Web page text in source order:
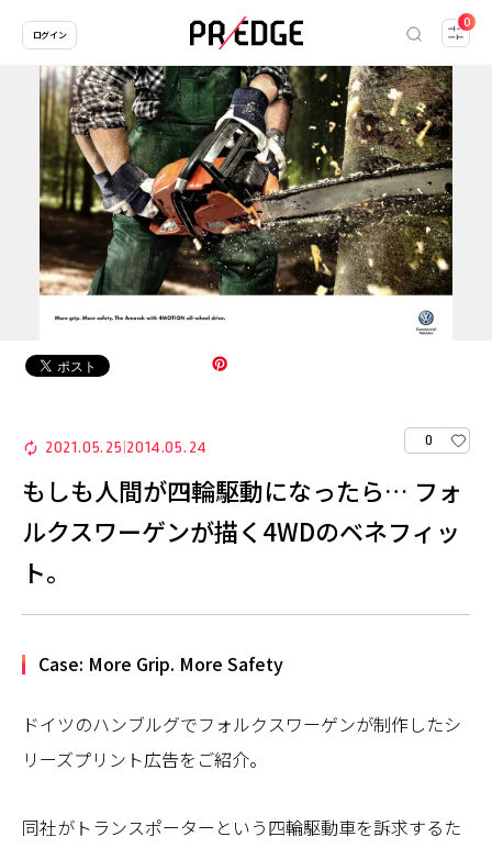
0
ログイン
2021.05.25 2014.05.24 0
もしも人間が四輪駆動になったら… フォ
ルクスワーゲンが描く4WDのベネフィッ
ト。
Case: More Grip. More Safety
ドイツのハンブルグでフォルクスワーゲンが制作したシ
リーズプリント広告をご紹介。
同社がトランスポーターという四輪駆動車を訴求するた